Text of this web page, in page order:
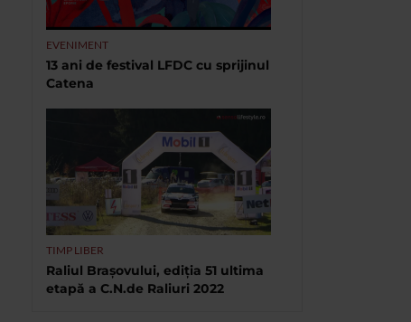
EVENIMENT
13 ani de festival LFDC cu sprijinul
Catena
TIMP LIBER
Raliul Brașovului, ediția 51 ultima
etapă a C.N.de Raliuri 2022